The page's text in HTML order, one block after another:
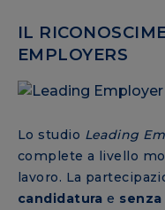
IL
EMPLOYERS
Lo studio Leading
complete a livello
lavoro. La
candidatura e